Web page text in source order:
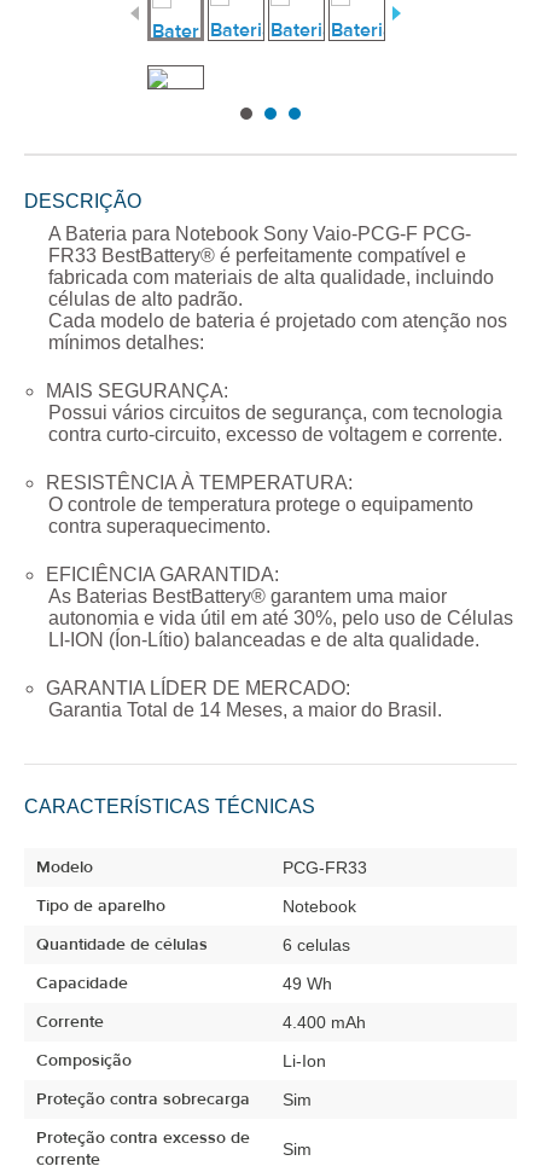
DESCRIÇÃO
A Bateria para Notebook Sony Vaio-PCG-F PCG-
FR33 BestBattery® é perfeitamente compatível e
fabricada com materiais de alta qualidade, incluindo
células de alto padrão.
Cada modelo de bateria é projetado com atenção nos
mínimos detalhes:
MAIS SEGURANÇA:
Possui vários circuitos de segurança, com tecnologia
contra curto-circuito, excesso de voltagem e corrente.
RESISTÊNCIA À TEMPERATURA:
O controle de temperatura protege o equipamento
contra superaquecimento.
EFICIÊNCIA GARANTIDA:
As Baterias BestBattery® garantem uma maior
autonomia e vida útil em até 30%, pelo uso de Células
LI-ION (Íon-Lítio) balanceadas e de alta qualidade.
GARANTIA LÍDER DE MERCADO:
Garantia Total de 14 Meses, a maior do Brasil.
CARACTERÍSTICAS TÉCNICAS
Modelo PCG-FR33
Tipo de aparelho Notebook
Quantidade de células 6 celulas
Capacidade 49 Wh
Corrente 4.400 mAh
Composição Li-Ion
Proteção contra sobrecarga Sim
Proteção contra excesso de
corrente
Sim